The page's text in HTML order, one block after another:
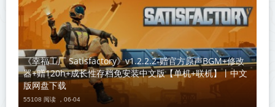
《幸福工厂 Satisfactory》v1.2.2.2-赠官方原声BGM+修改
器+赠120h+成长性存档免安装中文版【单机+联机】丨中文
版网盘下载
55108 阅读 ， 06-04